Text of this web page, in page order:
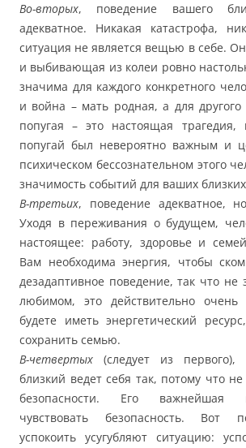
Во-вторых, поведение вашего
адекватное. Никакая катастрофа,
ситуация не является вещью в себе.
и выбивающая из колеи ровно
значима для каждого конкретного
и война – мать родная, а для другого
попугая – это настоящая трагедия,
попугай был невероятно важным и
психическом бессознательном этого
значимость событий для ваших
В-третьих, поведение адекватное,
Уходя в переживания о будущем,
настоящее: работу, здоровье и
Вам необходима энергия, чтобы
дезадаптивное поведение, так что не
любимом, это действительно
будете иметь энергетический
сохранить семью.
В-четвертых (следует из
близкий ведет себя так, потому что не
безопасности. Его важнейшая
чувствовать безопасность. Вот
успокоить усугубляют ситуацию: